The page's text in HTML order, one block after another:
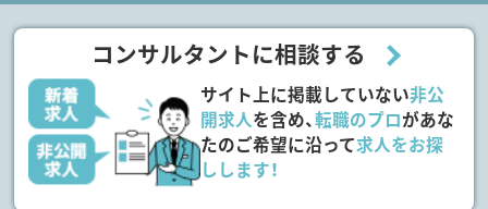
コンサルタントに相談する
サイト上に掲載していない非公
開求人を含め、転職のプロがあな
たのご希望に沿って求人をお探
しします！